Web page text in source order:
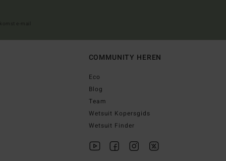
COMMUNITY HEREN
Eco
Blog
Team
Wetsuit Kopersgids
Wetsuit Finder